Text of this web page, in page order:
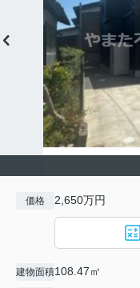
価格 2,650万円
建物面積108.47㎡